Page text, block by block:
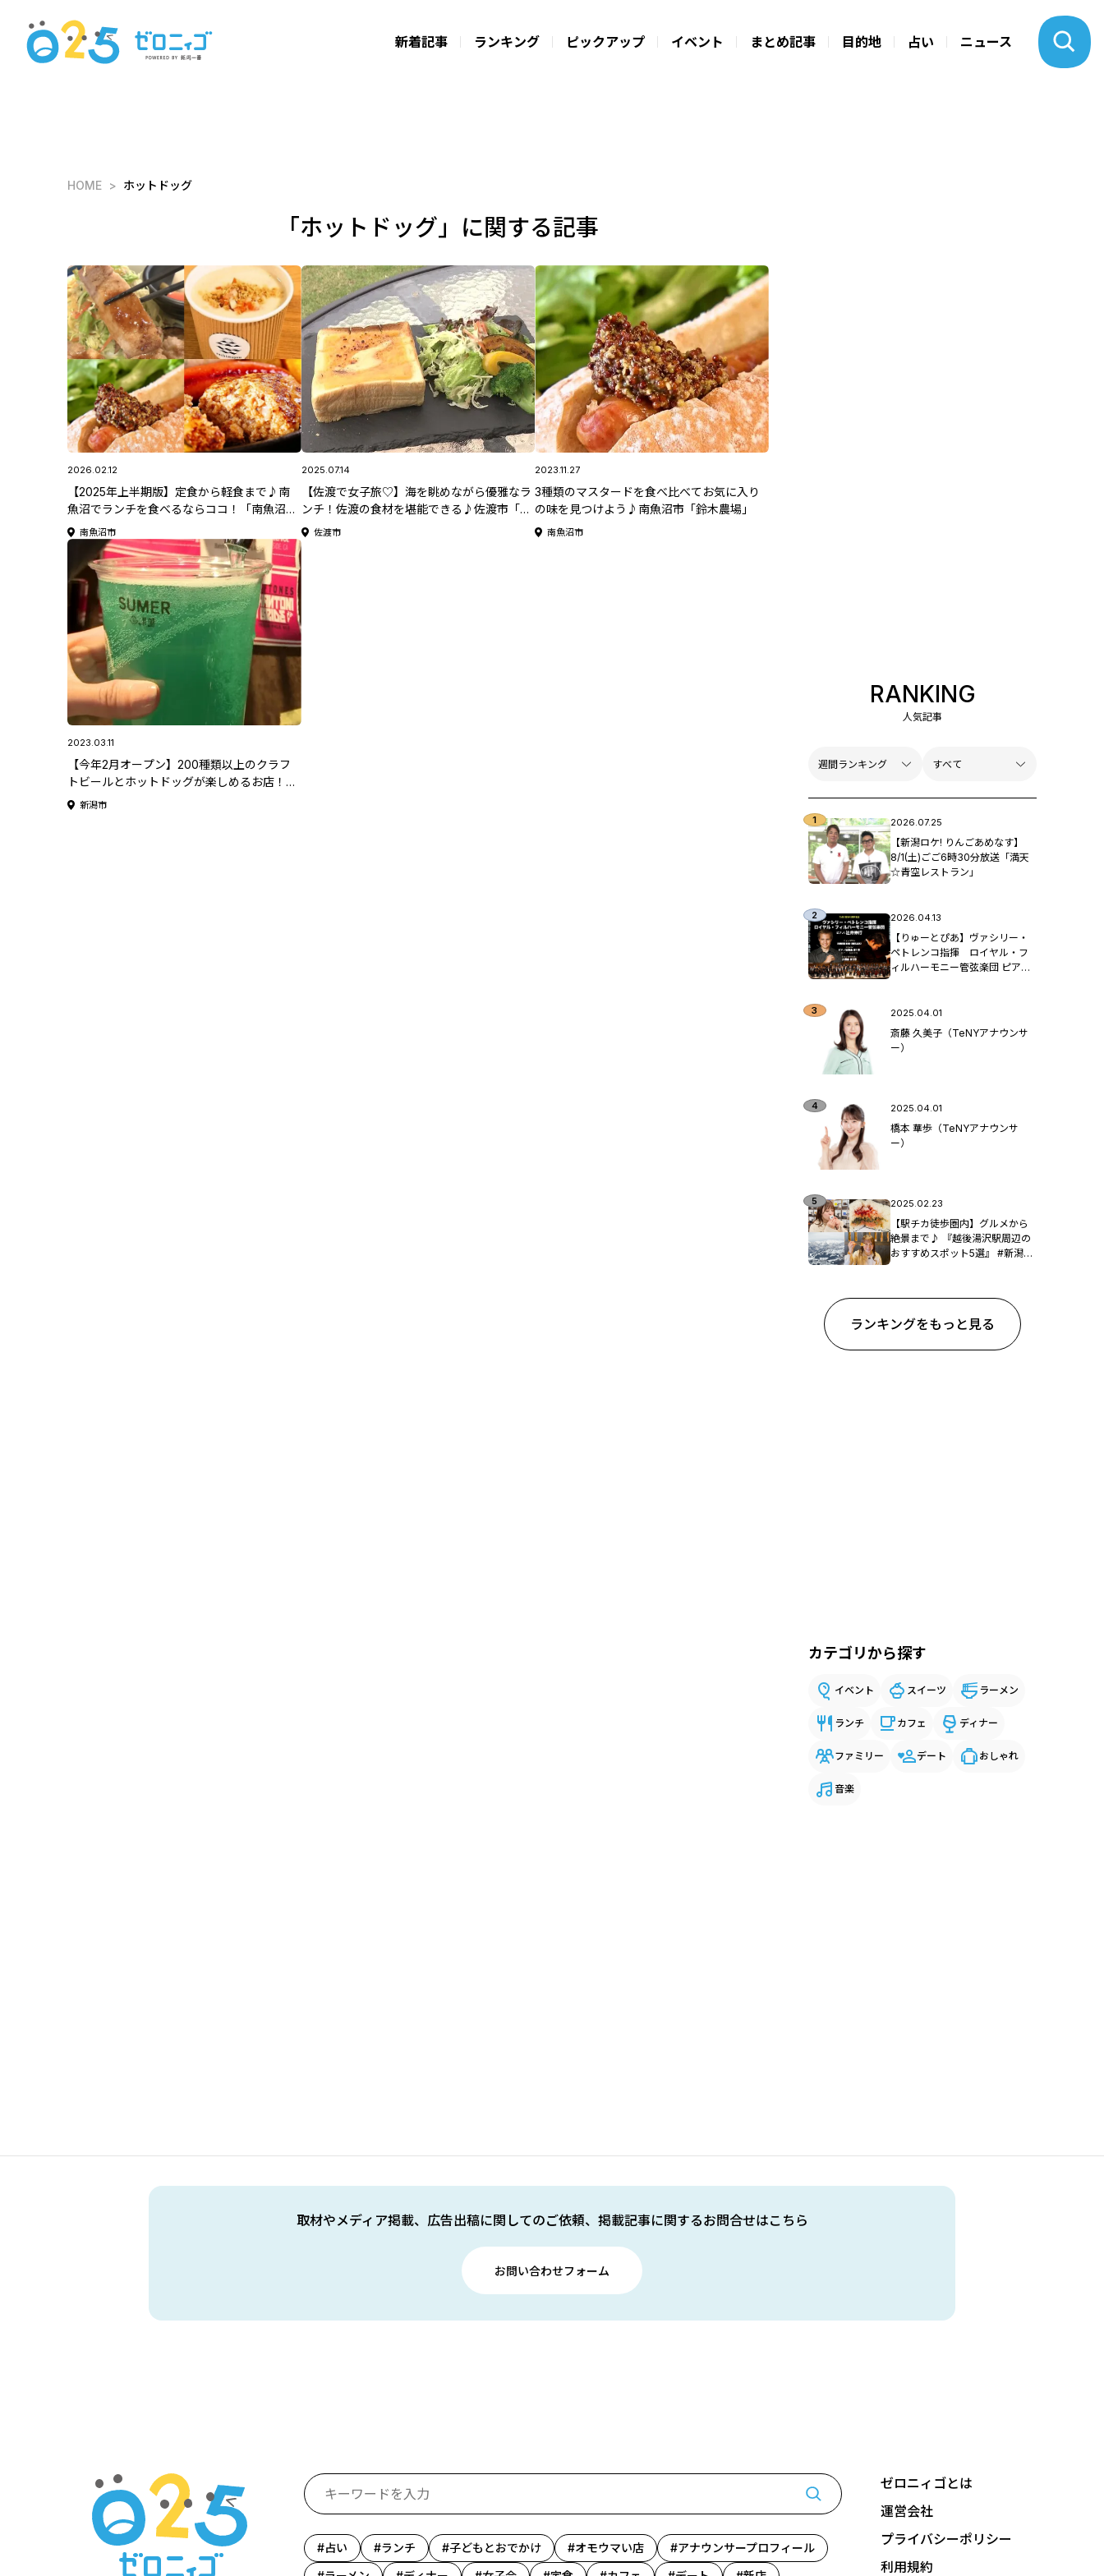
新着記事 ランキング ピックアップ イベント まとめ記事 目的地 占い ニュース
HOME ホットドッグ
「ホットドッグ」に関する記事
2026.02.12
【2025年上半期版】定食から軽食まで♪南
魚沼でランチを食べるならココ！「南魚沼市
の絶品ランチ5選」
南魚沼市
2025.07.14
【佐渡で女子旅♡】海を眺めながら優雅なラ
ンチ！佐渡の食材を堪能できる♪佐渡市「し
まふうみ」《佐渡特集》
佐渡市
2023.11.27
3種類のマスタードを食べ比べてお気に入り
の味を見つけよう♪南魚沼市「鈴木農場」
南魚沼市
2023.03.11
【今年2月オープン】200種類以上のクラフ
トビールとホットドッグが楽しめるお店！新
潟市中央区万代「SUMER」
新潟市
RANKING
人気記事
2026.07.25
【新潟ロケ! りんごあめなす】
8/1(土)ごご6時30分放送「満天
☆青空レストラン」
2026.04.13
【りゅーとぴあ】ヴァシリー・
ペトレンコ指揮 ロイヤル・フ
ィルハーモニー管弦楽団 ピア
2025.04.01
斎藤 久美子（TeNYアナウンサ
ー）
2025.04.01
橋本 華歩（TeNYアナウンサ
ー）
2025.02.23
【駅チカ徒歩圏内】グルメから
絶景まで♪ 『越後湯沢駅周辺の
おすすめスポット5選』 #新潟観
ランキングをもっと見る
カテゴリから探す
イベント スイーツ ラーメン
ランチ カフェ ディナー
ファミリー デート おしゃれ
音楽
取材やメディア掲載、広告出稿に関してのご依頼、掲載記事に関するお問合せはこちら
お問い合わせフォーム
占い ランチ 子どもとおでかけ オモウマい店
アナウンサープロフィール
ゼロニィゴとは
運営会社
プライバシーポリシー
利用規約